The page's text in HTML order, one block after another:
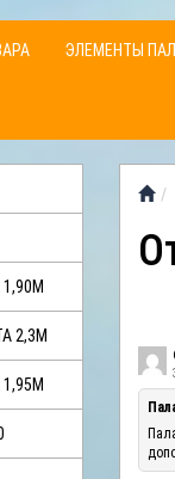
ЭЛЕМЕНТЫ
2,3М